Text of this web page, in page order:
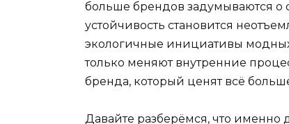
больше брендов задумываются
устойчивость становится
экологичные инициативы
только меняют внутренние
бренда, который ценят всё
Давайте разберёмся, что именно